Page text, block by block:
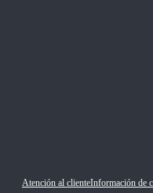
Atención al clienteInformación de